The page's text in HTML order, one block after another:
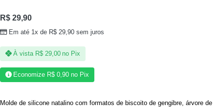
R$ 29,90
Em até 1x de R$ 29,90 sem juros
À vista R$29,00 no Pix
Economize R$ 0,90 no Pix
Molde de silicone natalino com formatos de biscoito de gengibre, árvore de